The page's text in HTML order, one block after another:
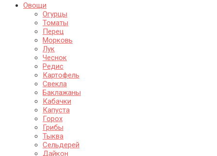
Овощи
Огурцы
Томаты
Перец
Морковь
Лук
Чеснок
Редис
Картофель
Свекла
Баклажаны
Кабачки
Капуста
Горох
Грибы
Тыква
Сельдерей
Дайкон